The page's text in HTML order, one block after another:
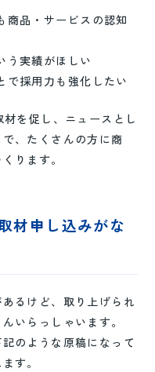
商品・サービスの認知
う実績がほしい
で採用力も強化したい
を促し、ニュースとし
、たくさんの方に商
ります。
材申し込みがな
るけど、取り上げられ
いらっしゃいます。
のような原稿になって
す。